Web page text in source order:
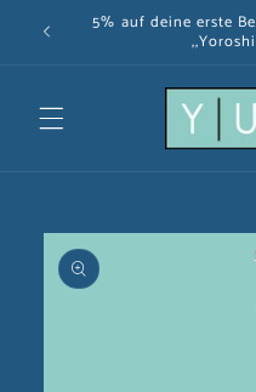
zum 5% auf deine erste